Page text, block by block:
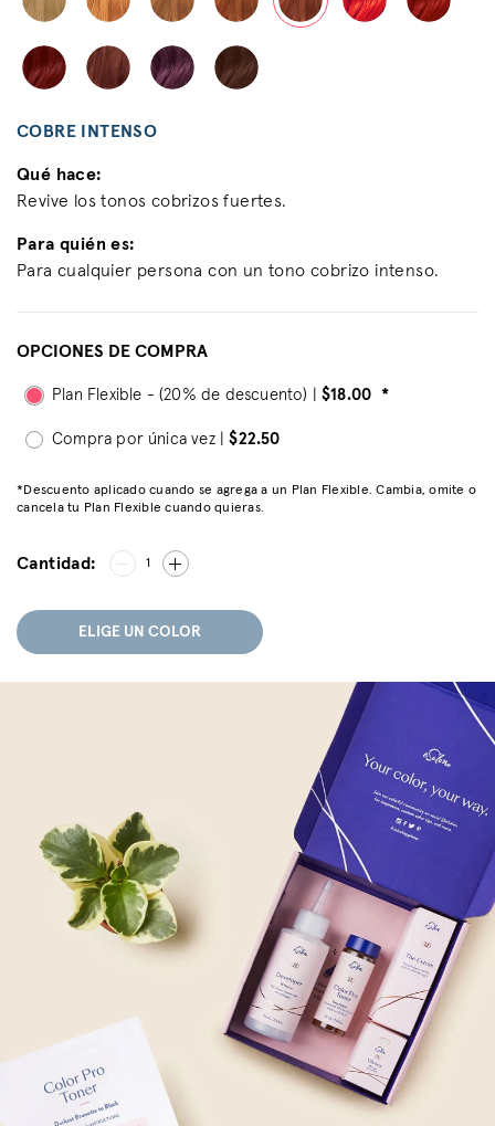
COBRE INTENSO
Qué hace:
Revive los tonos cobrizos fuertes.
Para quién es:
Para cualquier persona con un tono cobrizo intenso.
OPCIONES DE COMPRA
Plan Flexible - (20% de descuento) |$18.00 *
Compra por única vez |$22.50
*Descuento aplicado cuando se agrega a un Plan Flexible. Cambia, omite o
cancela tu Plan Flexible cuando quieras.
Cantidad: 1
ELIGE UN COLOR